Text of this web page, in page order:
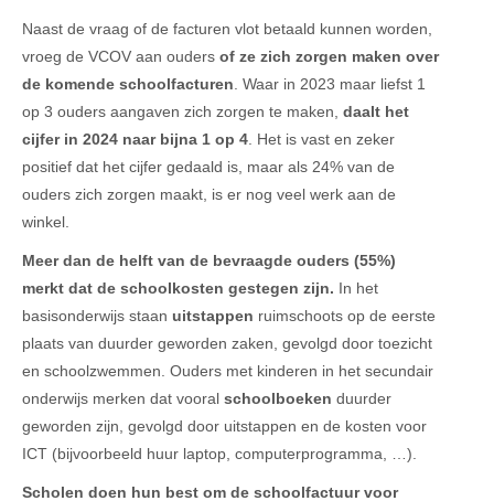
Naast de vraag of de facturen vlot betaald kunnen worden,
vroeg de VCOV aan ouders of ze zich zorgen maken over
de komende schoolfacturen . Waar in 2023 maar liefst 1
op 3 ouders aangaven zich zorgen te maken, daalt het
cijfer in 2024 naar bijna 1 op 4 . Het is vast en zeker
positief dat het cijfer gedaald is, maar als 24% van de
ouders zich zorgen maakt, is er nog veel werk aan de
winkel.
Meer dan de helft van de bevraagde ouders (55%)
merkt dat de schoolkosten gestegen zijn. In het
basisonderwijs staan uitstappen ruimschoots op de eerste
plaats van duurder geworden zaken, gevolgd door toezicht
en schoolzwemmen. Ouders met kinderen in het secundair
onderwijs merken dat vooral schoolboeken duurder
geworden zijn, gevolgd door uitstappen en de kosten voor
ICT (bijvoorbeeld huur laptop, computerprogramma, …).
Scholen doen hun best om de schoolfactuur voor